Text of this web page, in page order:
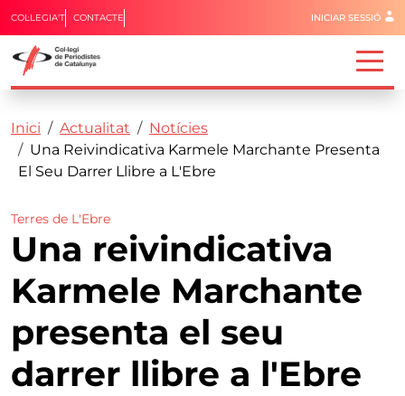
Vés al contingut
Capçalera
COL·LEGIA'T CONTACTE Menú del
INICIAR SESSIÓ
Fil d'ariadna
Inici Actualitat
Notícies
Una Reivindicativa Karmele Marchante Presenta
El Seu Darrer Llibre a L'Ebre
Terres de L'Ebre
Una reivindicativa
Karmele Marchante
presenta el seu
darrer llibre a l'Ebre